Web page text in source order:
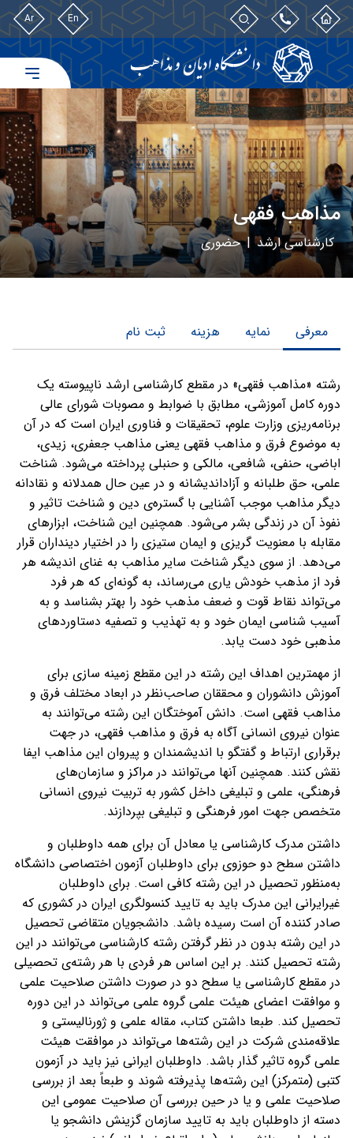
En
Ar
مذاهب فقهی
کارشناسی ارشد | حضوری
معرفی نمایه هزینه ثبت نام
رشته «مذاهب فقهی» در مقطع کارشناسی ارشد ناپیوسته یک
دوره کامل آموزشی، مطابق با ضوابط و مصوبات شورای عالی
برنامه‌ریزی وزارت علوم، تحقیقات و فناوری ایران است که در آن
به موضوع فرق و مذاهب فقهی یعنی مذاهب جعفری، زیدی،
اباضی، حنفی، شافعی، مالکی و حنبلی پرداخته می‌شود. شناخت
علمی، حق طلبانه و آزاداندیشانه و در عین حال همدلانه و نقادانه
دیگر مذاهب موجب آشنایی با گستره‌ی دین و شناخت تاثیر و
نفوذ آن در زندگی بشر می‌شود. همچنین این شناخت، ابزارهای
مقابله با معنویت گریزی و ایمان ستیزی را در اختیار دینداران قرار
می‌دهد. از سوی دیگر شناخت سایر مذاهب به غنای اندیشه هر
فرد از مذهب خودش یاری می‌رساند، به گونه‌ای که هر فرد
می‌تواند نقاط قوت و ضعف مذهب خود را بهتر بشناسد و به
آسیب شناسی ایمان خود و به تهذیب و تصفیه دستاوردهای
مذهبی خود دست یابد.
از مهمترین اهداف این رشته در این مقطع زمینه سازی برای
آموزش دانشوران و محققان صاحب‌نظر در ابعاد مختلف فرق و
مذاهب فقهی است. دانش آموختگان این رشته می‌توانند به
عنوان نیروی انسانی آگاه به فرق و مذاهب فقهی، در جهت
برقراری ارتباط و گفتگو با اندیشمندان و پیروان این مذاهب ایفا
نقش کنند. همچنین آنها می‌توانند در مراکز و سازمان‌های
فرهنگی، علمی و تبلیغی داخل کشور به تربیت نیروی انسانی
متخصص جهت امور فرهنگی و تبلیغی بپردازند.
داشتن مدرک کارشناسی یا معادل آن برای همه داوطلبان و
داشتن سطح دو حوزوی برای داوطلبان آزمون اختصاصی دانشگاه
به‌منظور تحصیل در این رشته کافی است. برای داوطلبان
غیرایرانی این مدرک باید به تایید کنسولگری ایران در کشوری که
صادر کننده آن است رسیده باشد. دانشجویان متقاضی تحصیل
در این رشته بدون در نظر گرفتن رشته کارشناسی می‌توانند در این
رشته تحصیل کنند. بر این اساس هر فردی با هر رشته‌ی تحصیلی
در مقطع کارشناسی یا سطح دو در صورت داشتن صلاحیت علمی
و موافقت اعضای هیئت علمی گروه علمی می‌تواند در این دوره
تحصیل کند. طبعا داشتن کتاب، مقاله علمی و ژورنالیستی و
علاقه‌مندی شرکت در این رشته‌ها می‌تواند در موافقت هیئت
علمی گروه تاثیر گذار باشد. داوطلبان ایرانی نیز باید در آزمون
کتبی (متمرکز) این رشته‌ها پذیرفته شوند و طبعاً بعد از بررسی
صلاحیت علمی و یا در حین بررسی آن صلاحیت عمومی این
دسته از داوطلبان باید به تایید سازمان گزینش دانشجو یا